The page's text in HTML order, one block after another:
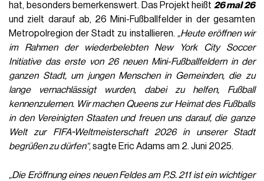
hat, besonders bemerkenswert. Das Projekt heißt 26 mal 26
und zielt darauf ab, 26 Mini-Fußballfelder in der gesamten
Metropolregion der Stadt zu installieren. „Heute eröffnen wir
im Rahmen der wiederbelebten New York City Soccer
Initiative das erste von 26 neuen Mini-Fußballfeldern in der
ganzen Stadt, um jungen Menschen in Gemeinden, die zu
lange vernachlässigt wurden, dabei zu helfen, Fußball
kennenzulernen. Wir machen Queens zur Heimat des Fußballs
in den Vereinigten Staaten und freuen uns darauf, die ganze
Welt zur FIFA-Weltmeisterschaft 2026 in unserer Stadt
begrüßen zu dürfen“, sagte Eric Adams am 2. Juni 2025.
„Die Eröffnung eines neuen Feldes am P.S. 211 ist ein wichtiger